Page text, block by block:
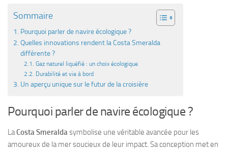
Sommaire
Pourquoi parler de navire écologique ?
Quelles innovations rendent la Costa Smeralda
différente ?
Gaz naturel liquéfié : un choix écologique
Durabilité et vie à bord
Un aperçu unique sur le futur de la croisière
Pourquoi parler de navire écologique ?
LaCosta Smeraldasymbolise une véritable avancée pour les
amoureux de la mer soucieux de leur impact. Sa conception met en